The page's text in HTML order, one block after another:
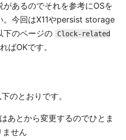
あるのでそれを参考にOSを
。今回はX11やpersist storage
下のページの
Clock-related
ばOKです。
のとおりです。
あとから変更するのでひとま
せん